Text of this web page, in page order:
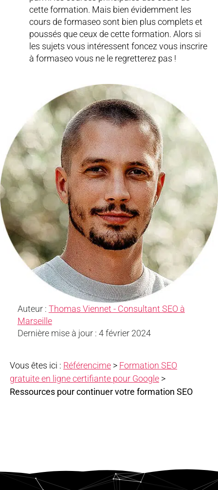
cette formation. Mais bien évidemment les
cours de formaseo sont bien plus complets et
poussés que ceux de cette formation. Alors si
les sujets vous intéressent foncez vous inscrire
à formaseo vous ne le regretterez pas !
Auteur : Thomas Viennet - Consultant SEO à
Marseille
Dernière mise à jour : 4 février 2024
Vous êtes ici : Référencime > Formation SEO
gratuite en ligne certifiante pour Google >
Ressources pour continuer votre formation SEO